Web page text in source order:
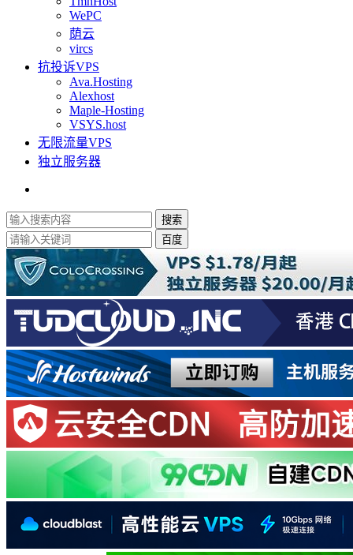
WePC
荫云
vircs
抗投诉VPS
Ava.Hosting
Alexhost
Maple-Hosting
VSYS.host
无限流量VPS
独立服务器